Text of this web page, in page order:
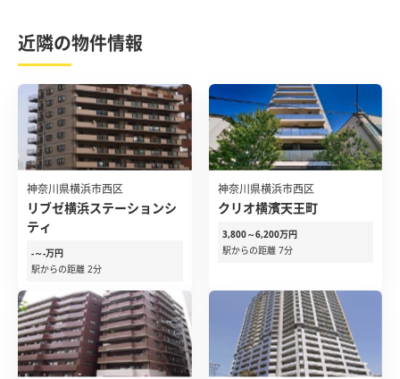
近隣の物件情報
神奈川県横浜市西区
リブゼ横浜ステーションシ
ティ
-～-万円
駅からの距離 2分
神奈川県横浜市西区
クリオ横濱天王町
3,800～6,200万円
駅からの距離 7分